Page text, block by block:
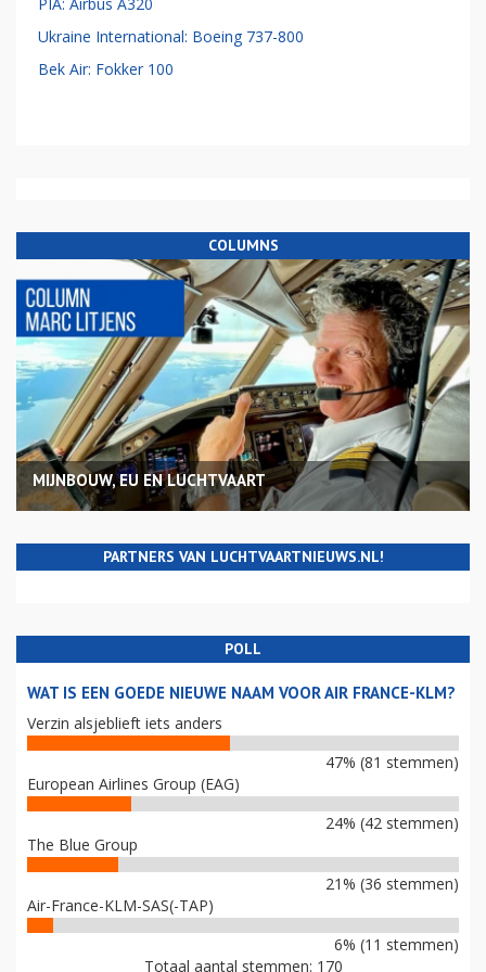
Ukraine International: Boeing 737-800
Bek Air: Fokker 100
COLUMNS
MIJNBOUW, EU EN LUCHTVAART
PARTNERS VAN LUCHTVAARTNIEUWS.NL!
POLL
WAT IS EEN GOEDE NIEUWE NAAM VOOR AIR FRANCE-KLM?
Verzin alsjeblieft iets anders
47% (81 stemmen)
European Airlines Group (EAG)
24% (42 stemmen)
The Blue Group
21% (36 stemmen)
Air-France-KLM-SAS(-TAP)
6% (11 stemmen)
Totaal aantal stemmen: 170